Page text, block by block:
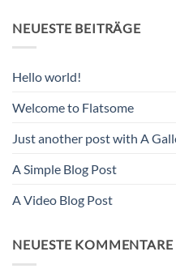
NEUESTE BEITRÄGE
Hello world!
Welcome to Flatsome
Just another post with A
A Simple Blog Post
A Video Blog Post
NEUESTE KOMMENTARE